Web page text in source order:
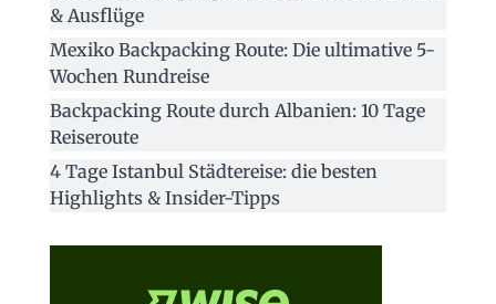
& Ausflüge
Mexiko Backpacking Route: Die ultimative 5-
Wochen Rundreise
Backpacking Route durch Albanien: 10 Tage
Reiseroute
4 Tage Istanbul Städtereise: die besten
Highlights & Insider-Tipps